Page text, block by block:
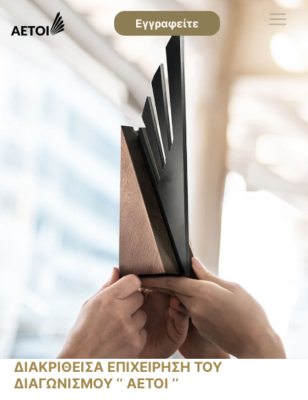
Εγγραφείτε
ΔΙΑΚΡΙΘΕΙΣΑ ΕΠΙΧΕΙΡΗΣΗ ΤΟΥ
ΔΙΑΓΩΝΙΣΜΟΥ ‘’ ΑΕΤΟΙ ‘’